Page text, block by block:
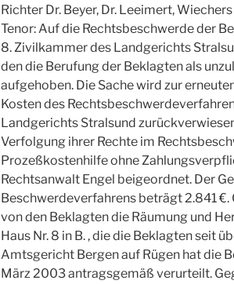
Richter Dr. Beyer, Dr. Leeimert,
Tenor: Auf die Rechtsbeschwerde der
8. Zivilkammer des Landgerichts
den die Berufung der Beklagten als
aufgehoben. Die Sache wird zur
Kosten des
Landgerichts Stralsund
Verfolgung ihrer Rechte im
Prozeßkostenhilfe ohne
Rechtsanwalt Engel beigeordnet. Der
Beschwerdeverfahrens beträgt 2.841 €.
von den Beklagten die Räumung und
Haus Nr. 8 in B. , die die Beklagten seit
Amtsgericht Bergen auf Rügen hat die
März 2003 antragsgemäß verurteilt.